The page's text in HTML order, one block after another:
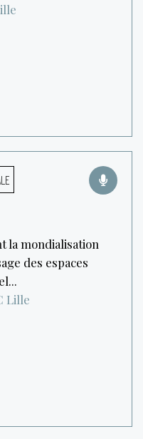
la mondialisation
des espaces
Lille